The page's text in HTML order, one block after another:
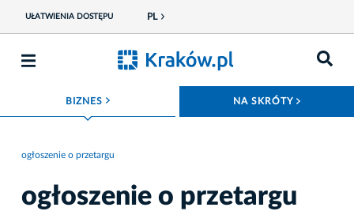
UŁATWIENIA DOSTĘPU PL
BIZNES ROZWIŃ MENU NA SKRÓTY
ogłoszenie o przetargu
ogłoszenie o przetargu